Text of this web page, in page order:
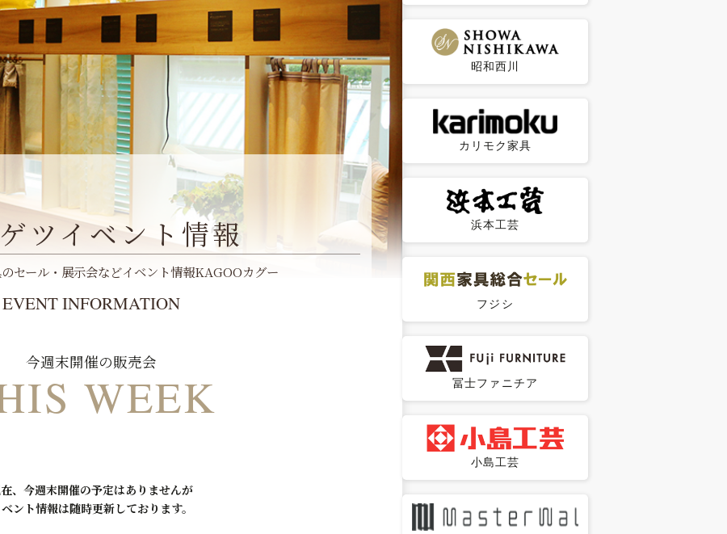
ツイベント情報
セール・展示会などイベント情報KAGOOカグー
EVENT INFORMATION
今週末開催の販売会
WEEK
、今週末開催の予定はありませんが
ント情報は随時更新しております。
昭和西川
カリモク家具
浜本工芸
フジシ
冨士ファニチア
小島工芸